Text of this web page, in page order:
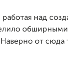
над
от сюда